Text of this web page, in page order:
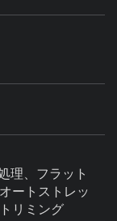
理、フラット
ートストレッ
リミング